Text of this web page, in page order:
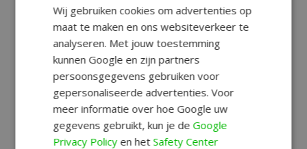
Wij gebruiken cookies om advertenties op
maat te maken en ons websiteverkeer te
analyseren. Met jouw toestemming
kunnen Google en zijn partners
persoonsgegevens gebruiken voor
gepersonaliseerde advertenties. Voor
meer informatie over hoe Google uw
gegevens gebruikt, kun je deGoogle
Privacy Policyen hetSafety Center